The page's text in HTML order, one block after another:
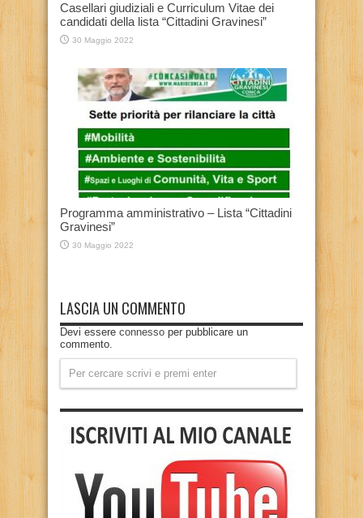
Casellari giudiziali e Curriculum Vitae dei
candidati della lista “Cittadini Gravinesi”
30 Maggio 2022
Programma amministrativo – Lista “Cittadini
Gravinesi”
30 Maggio 2022
LASCIA UN COMMENTO
Devi essere connesso per pubblicare un
commento.